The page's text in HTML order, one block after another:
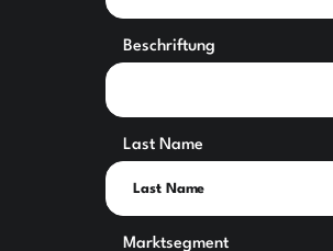
Beschriftung
Last Name
Marktsegment